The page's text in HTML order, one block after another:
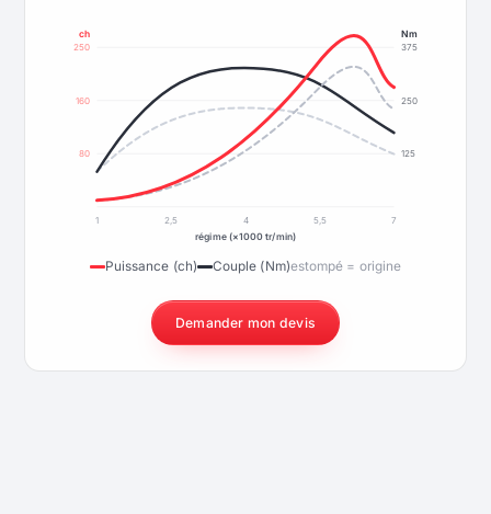
80
160
250
125
250
375
ch Nm
1 2,5 4 5,5
7
régime (×1000 tr/min)
Puissance (ch) Couple (Nm)estompé = origine
Demander mon devis